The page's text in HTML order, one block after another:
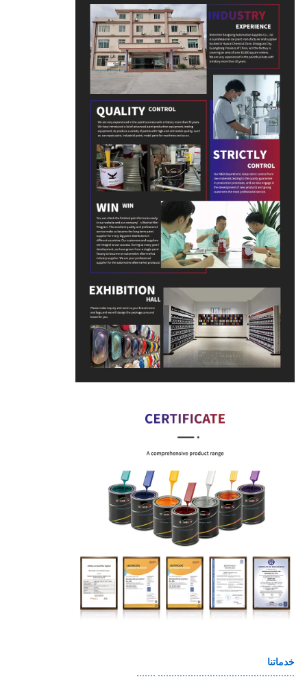
خدماتنا
.................................................. .......